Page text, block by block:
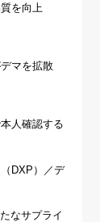
を向上
マを拡散
人確認する
DXP）／デ
なサプライ